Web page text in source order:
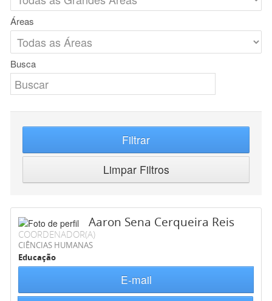
Áreas
Busca
Filtrar
Limpar Filtros
Aaron Sena Cerqueira Reis
COORDENADOR(A)
CIÊNCIAS HUMANAS
Educação
E-mail